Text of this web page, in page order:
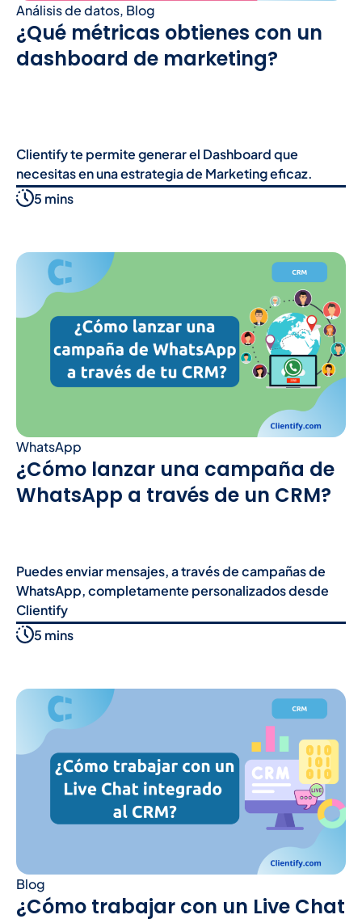
Análisis de datos, Blog
¿Qué métricas obtienes con un
dashboard de marketing?
Clientify te permite generar el Dashboard que
necesitas en una estrategia de Marketing eficaz.
5 mins
WhatsApp
¿Cómo lanzar una campaña de
WhatsApp a través de un CRM?
Puedes enviar mensajes, a través de campañas de
WhatsApp, completamente personalizados desde
Clientify
5 mins
Blog
¿Cómo trabajar con un Live Chat